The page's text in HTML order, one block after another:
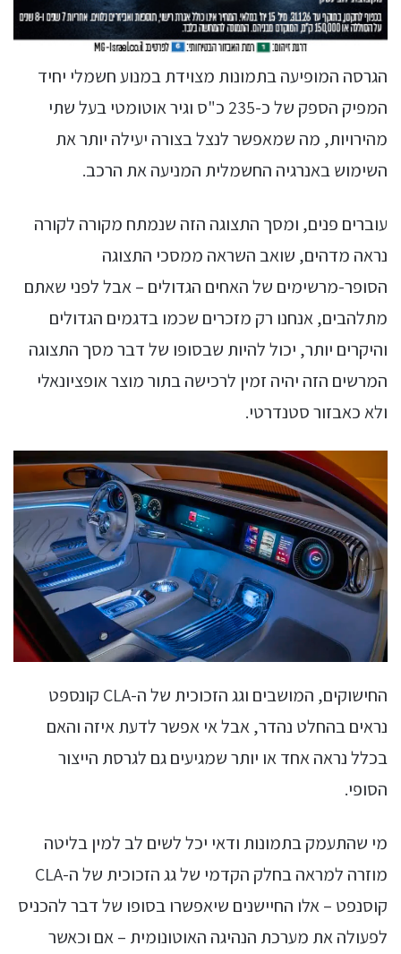
הגרסה המופיעה בתמונות מצוידת במנוע חשמלי יחיד
המפיק הספק של כ-235 כ"ס וגיר אוטומטי בעל שתי
מהירויות, מה שמאפשר לנצל בצורה יעילה יותר את
השימוש באנרגיה החשמלית המניעה את הרכב.
עוברים פנים, ומסך התצוגה הזה שנמתח מקורה לקורה
נראה מדהים, שואב השראה ממסכי התצוגה
הסופר-מרשימים של האחים הגדולים – אבל לפני שאתם
מתלהבים, אנחנו רק מזכרים שכמו בדגמים הגדולים
והיקרים יותר, יכול להיות שבסופו של דבר מסך התצוגה
המרשים הזה יהיה זמין לרכישה בתור מוצר אופציונאלי
ולא כאבזור סטנדרטי.
החישוקים, המושבים וגג הזכוכית של ה-CLA קונספט
נראים בהחלט נהדר, אבל אי אפשר לדעת איזה והאם
בכלל נראה אחד או יותר שמגיעים גם לגרסת הייצור
הסופי.
מי שהתעמק בתמונות ודאי יכל לשים לב למין בליטה
מוזרה למראה בחלק הקדמי של גג הזכוכית של ה-CLA
קוסנפט – אלו החיישנים שיאפשרו בסופו של דבר להכניס
לפעולה את מערכת הנהיגה האוטונומית – אם וכאשר